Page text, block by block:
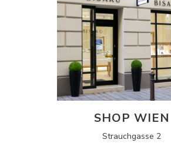
SHOP WIEN
Strauchgasse 2